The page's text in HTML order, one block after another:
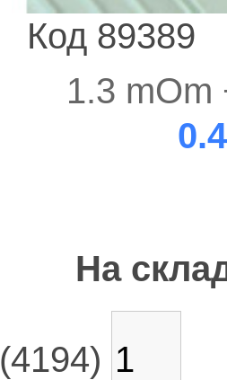
Код 89389
1.3 mOm
На
(4194)